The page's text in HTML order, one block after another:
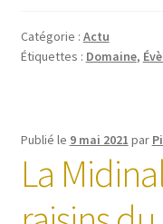
Catégorie : Actu
Étiquettes : Domaine,
Publié le 9 mai 2021 par
La